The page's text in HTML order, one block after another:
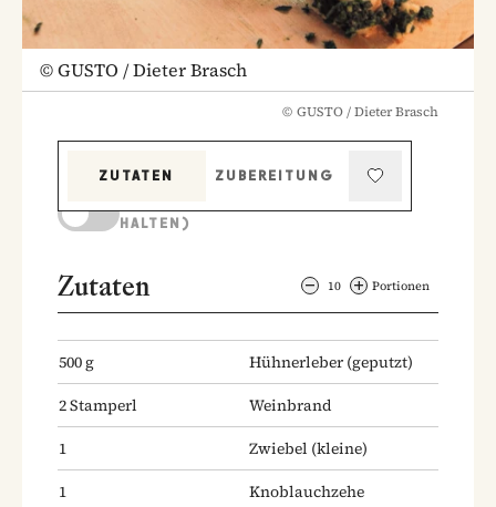
©GUSTO / Dieter Brasch
© GUSTO / Dieter Brasch
ZUTATEN
ZUBEREITUNG
HALTEN)
Zutaten 10 Portionen
500g Hühnerleber (geputzt)
2Stamperl
Weinbrand
1
Zwiebel (kleine)
1
Knoblauchzehe